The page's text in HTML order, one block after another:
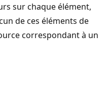
sur chaque élément,
de ces éléments de
correspondant à un